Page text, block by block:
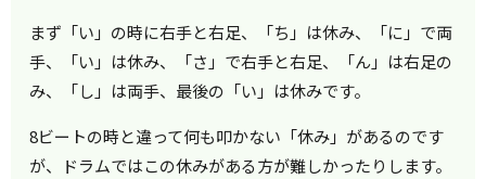
まず「い」の時に右手と右足、「ち」は休み、「に」で両
手、「い」は休み、「さ」で右手と右足、「ん」は右足の
み、「し」は両手、最後の「い」は休みです。
8ビートの時と違って何も叩かない「休み」があるのです
が、ドラムではこの休みがある方が難しかったりします。